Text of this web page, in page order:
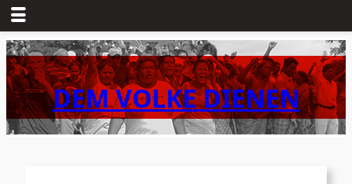
Zum
Inhalt
springenDEM VOLKE DIENEN